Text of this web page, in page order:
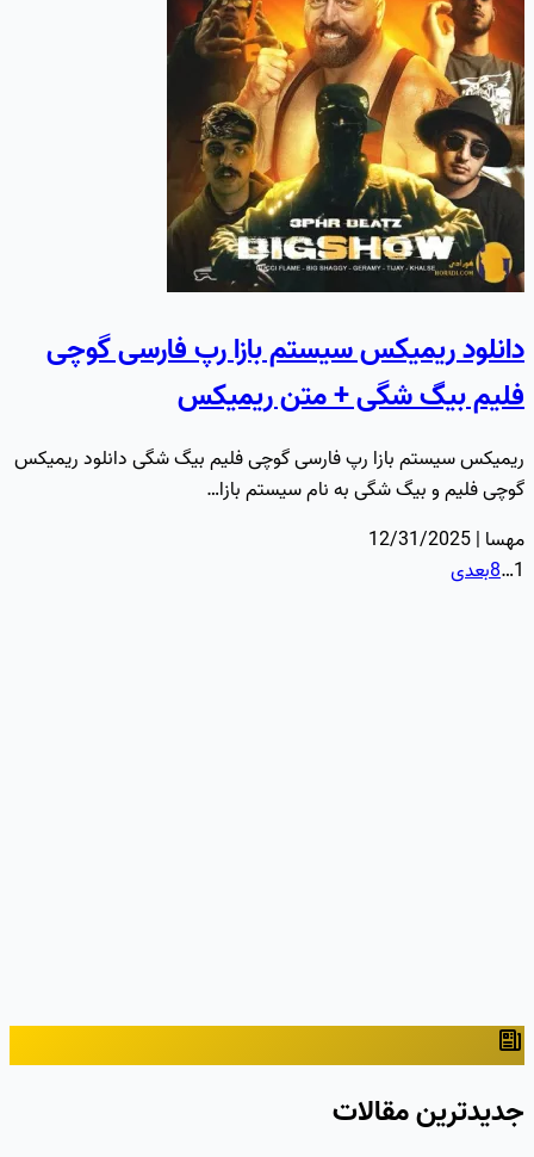
دانلود ریمیکس سیستم بازا رپ فارسی گوچی
فلیم بیگ شگی + متن ریمیکس
ریمیکس سیستم بازا رپ فارسی گوچی فلیم بیگ شگی دانلود ریمیکس
گوچی فلیم و بیگ شگی به نام سیستم بازا…
مهسا | 12/31/2025
1
…
8بعدی
جدیدترین مقالات